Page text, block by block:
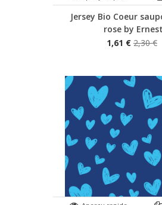
Jersey Bio Coeur
rose by Ernest
1,61 € 2,30 €